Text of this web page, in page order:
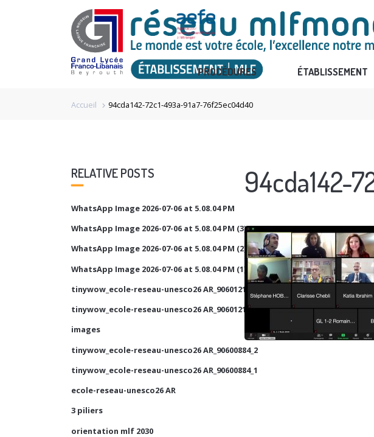
PROCÉDURES ÉTABLISSEMENT
Accueil chevron_right 94cda142-72c1-493a-91a7-76f25ec04d40
RELATIVE POSTS
WhatsApp Image 2026-07-06 at 5.08.04 PM
WhatsApp Image 2026-07-06 at 5.08.04 PM (3)
WhatsApp Image 2026-07-06 at 5.08.04 PM (2)
WhatsApp Image 2026-07-06 at 5.08.04 PM (1)
tinywow_ecole-reseau-unesco26 AR_90601210_1
tinywow_ecole-reseau-unesco26 AR_90601210_2
images
tinywow_ecole-reseau-unesco26 AR_90600884_2
tinywow_ecole-reseau-unesco26 AR_90600884_1
ecole-reseau-unesco26 AR
3 piliers
orientation mlf 2030
94cda142-